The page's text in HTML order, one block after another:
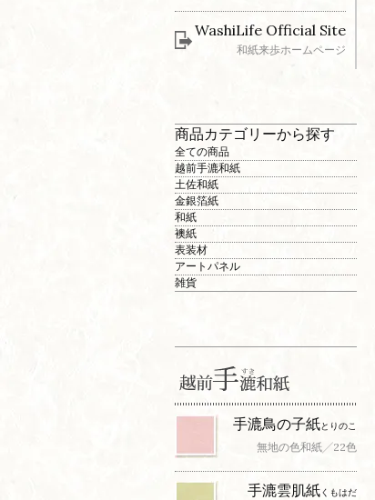
WashiLife Official Site
和紙来歩ホームページ
商品カテゴリーから探す
全ての商品
越前手漉和紙
土佐和紙
金銀箔紙
和紙
襖紙
表装材
アートパネル
雑貨
手漉鳥の子紙とりのこ
無地の色和紙╱22色
手漉雲肌紙くもはだ